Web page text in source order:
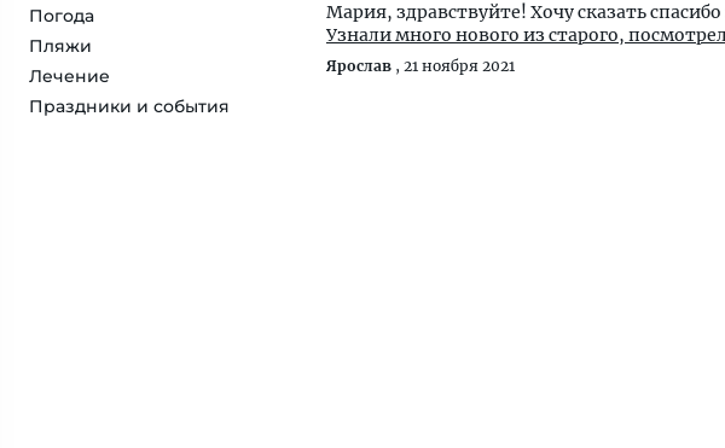
Погода
Пляжи
Лечение
Праздники и события
Мария, здравствуйте! Хочу сказать
Узнали много нового из старого,
Ярослав , 21 ноября 2021